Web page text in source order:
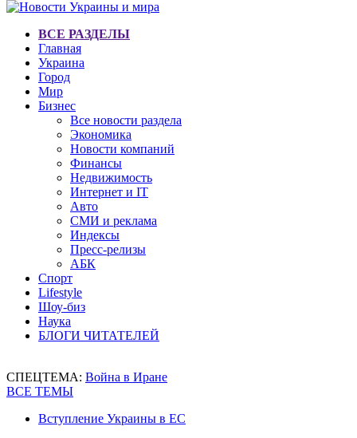
ВСЕ РАЗДЕЛЫ
Главная
Украина
Город
Мир
Бизнес
Все новости раздела
Экономика
Новости компаний
Финансы
Недвижимость
Интернет и IT
Авто
СМИ и реклама
Индексы
Пресс-релизы
АБК
Спорт
Lifestyle
Шоу-биз
Наука
БЛОГИ ЧИТАТЕЛЕЙ
СПЕЦТЕМА: Война в Иране
ВСЕ ТЕМЫ
Вступление Украины в ЕС